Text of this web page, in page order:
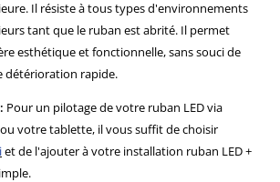
Il résiste à tous types d'environnements
tant que le ruban est abrité. Il permet
esthétique et fonctionnelle, sans souci de
détérioration rapide.
: Pour un pilotage de votre ruban LED via
votre tablette, il vous suffit de choisir
et de l'ajouter à votre installation ruban LED +